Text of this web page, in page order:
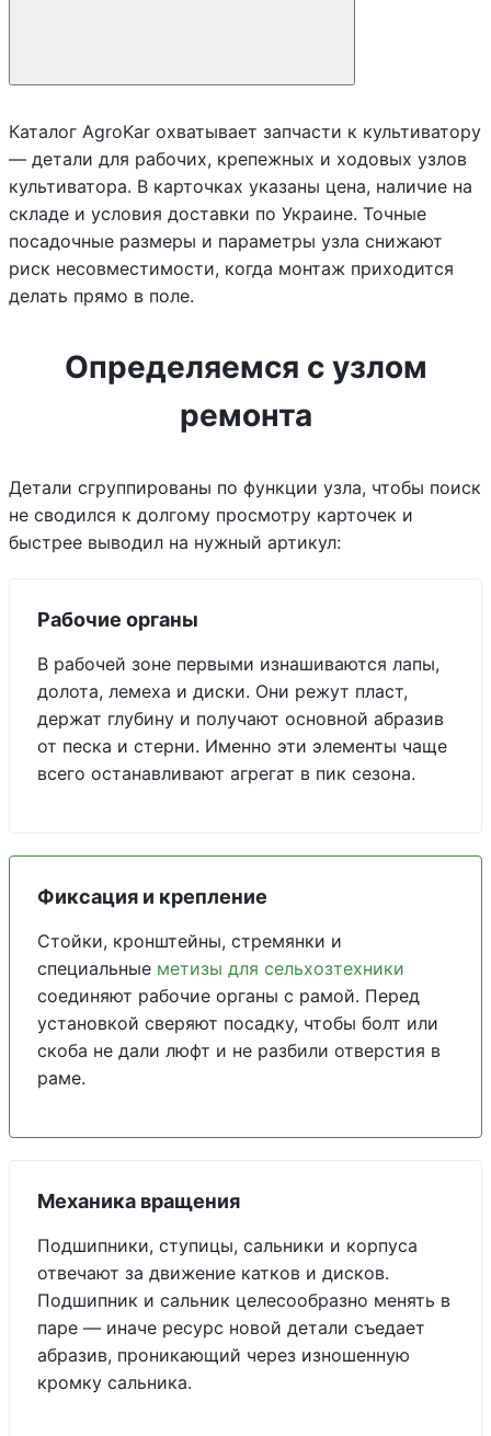
Каталог AgroKar охватывает запчасти к культиватору
— детали для рабочих, крепежных и ходовых узлов
культиватора. В карточках указаны цена, наличие на
складе и условия доставки по Украине. Точные
посадочные размеры и параметры узла снижают
риск несовместимости, когда монтаж приходится
делать прямо в поле.
Определяемся с узлом
ремонта
Детали сгруппированы по функции узла, чтобы поиск
не сводился к долгому просмотру карточек и
быстрее выводил на нужный артикул:
Рабочие органы
В рабочей зоне первыми изнашиваются лапы,
долота, лемеха и диски. Они режут пласт,
держат глубину и получают основной абразив
от песка и стерни. Именно эти элементы чаще
всего останавливают агрегат в пик сезона.
Фиксация и крепление
Стойки, кронштейны, стремянки и
специальные метизы для сельхозтехники
соединяют рабочие органы с рамой. Перед
установкой сверяют посадку, чтобы болт или
скоба не дали люфт и не разбили отверстия в
раме.
Механика вращения
Подшипники, ступицы, сальники и корпуса
отвечают за движение катков и дисков.
Подшипник и сальник целесообразно менять в
паре — иначе ресурс новой детали съедает
абразив, проникающий через изношенную
кромку сальника.